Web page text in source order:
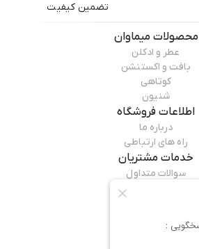
تضمین کیفیت
محصولاتمیماوان
عطر و ادکلن
بافت و اکستنشن
کوتاهی
شنیون
اطلاعات فروشگاه
درباره ما
راه های ارتباطی
خدمات مشتریان
سوالات متداول
قوانین مرجوعی
همراه ما باشید